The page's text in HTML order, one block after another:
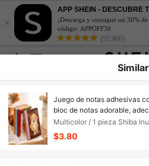
×
APP SHEIN - DESCUBRE
¡Descarga y consigue un 30%
código: APPOFF30
(95,960)
Similar
Juego de notas adhesivas
bloc de notas adorable,
escolares, temporada de
Multicolor / 1 pieza Shiba
$3.80